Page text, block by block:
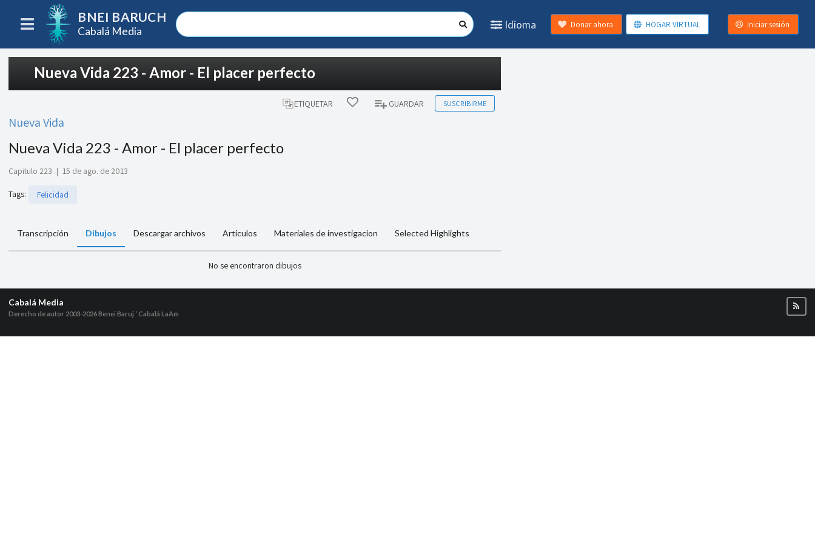
BNEI BARUCH
Cabalá Media
Idioma Donar ahora HOGAR VIRTUAL Iniciar sesión
Nueva Vida 223 - Amor - El placer perfecto
ETIQUETAR GUARDAR SUSCRIBIRME
Nueva Vida
Nueva Vida 223 - Amor - El placer perfecto
Capitulo 223 | 15 de ago. de 2013
Tags: Felicidad
Transcripción Dibujos Descargar archivos Artículos Materiales de investigacion Selected Highlights
No se encontraron dibujos
Cabalá Media
Derecho de autor 2003-2026Benei Baruj ‘ Cabalá LaAm